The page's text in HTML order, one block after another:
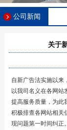
公司新闻
关于
自新广告法实施以来
以我司名义在各网站
提高服务质量，为此
积极排查各网站相关
现问题第一时间纠正